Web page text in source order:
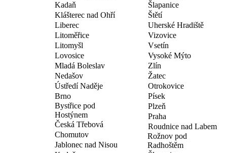
Kadaň
Klášterec nad Ohří
Liberec
Litoměřice
Litomyšl
Lovosice
Mladá Boleslav
Nedašov
Šlapanice
Štětí
Uherské Hradiště
Vizovice
Vsetín
Vysoké Mýto
Zlín
Žatec
Ústředí Naděje
Brno
Bystřice pod
Hostýnem
Česká Třebová
Chomutov
Jablonec nad Nisou
Otrokovice
Písek
Plzeň
Praha
Roudnice nad Labem
Rožnov pod
Radhoštěm